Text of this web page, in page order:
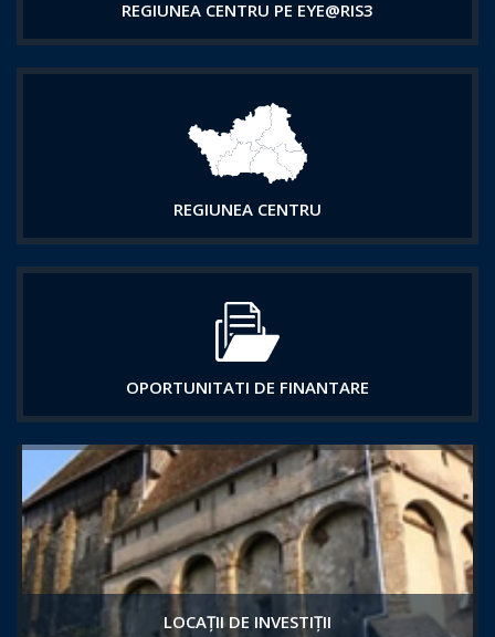
REGIUNEA CENTRU PE EYE@RIS3
REGIUNEA CENTRU
OPORTUNITATI DE FINANTARE
LOCAȚII DE INVESTIȚII